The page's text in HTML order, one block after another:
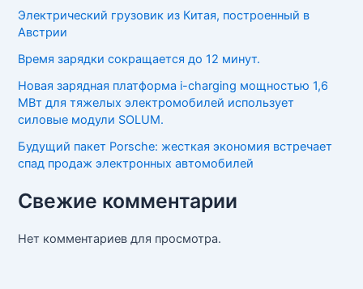
Электрический грузовик из Китая, построенный в
Австрии
Время зарядки сокращается до 12 минут.
Новая зарядная платформа i-charging мощностью 1,6
МВт для тяжелых электромобилей использует
силовые модули SOLUM.
Будущий пакет Porsche: жесткая экономия встречает
спад продаж электронных автомобилей
Свежие комментарии
Нет комментариев для просмотра.